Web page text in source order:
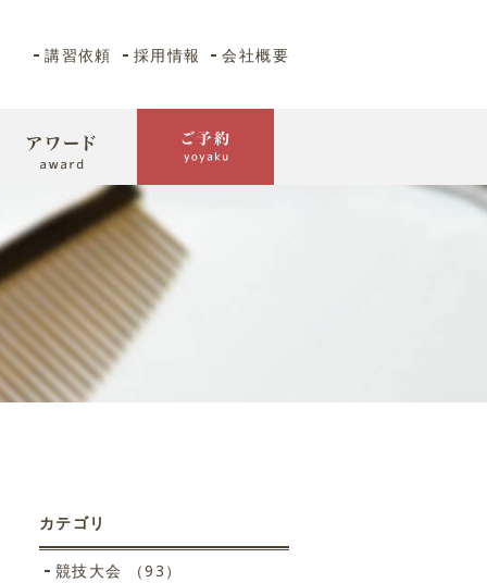
講習依頼 採用情報 会社概要
カテゴリ
競技大会 （93）